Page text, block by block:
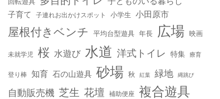
子育て 子連れお出かけスポット 小学生 小田原市
屋根付きベンチ 平均台型遊具 年長 広場 映画
未就学児 桜 水遊び 水道 洋式トイレ 特集 療育
登り棒 知育 石の山遊具 砂場 秋 紅葉 緑地 縄跳び
自動販売機 芝生 花壇 補助便座 複合遊具